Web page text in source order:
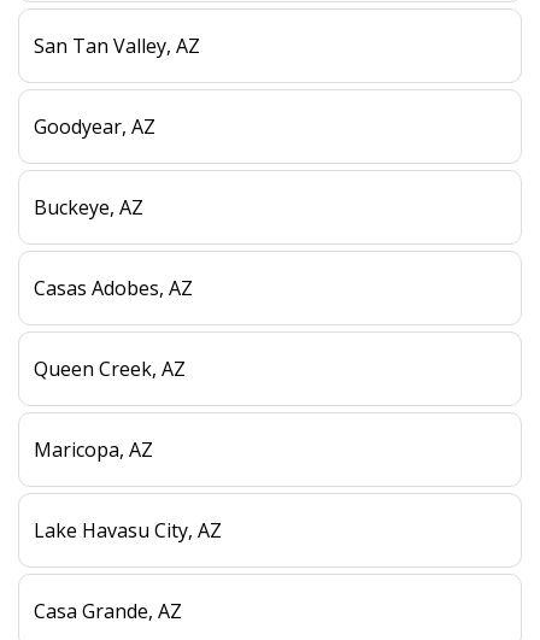
San Tan Valley, AZ
Goodyear, AZ
Buckeye, AZ
Casas Adobes, AZ
Queen Creek, AZ
Maricopa, AZ
Lake Havasu City, AZ
Casa Grande, AZ